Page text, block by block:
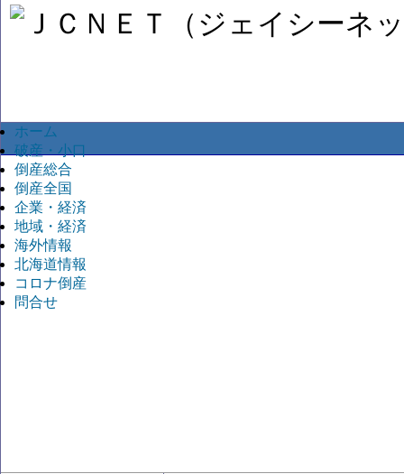
ホーム
破産・小口
倒産総合
倒産全国
企業・経済
地域・経済
海外情報
北海道情報
コロナ倒産
問合せ